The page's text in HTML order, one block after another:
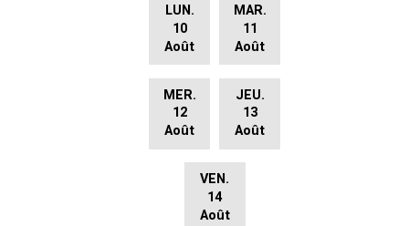
LUN.
10
Août
MAR.
11
Août
MER.
12
Août
JEU.
13
Août
VEN.
14
Août